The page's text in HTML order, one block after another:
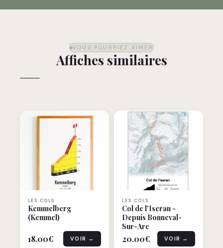
VOUS POURRIEZ AIMER
Affiches similaires
LES COLS
Kemmelberg
(Kemmel)
18.00€ VOIR →
LES COLS
Col de l'Iseran -
Depuis Bonneval-
Sur-Arc
20.00€ VOIR →